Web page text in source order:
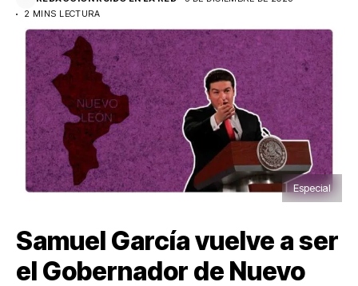
2 MINS LECTURA
Especial
Samuel García vuelve a ser
el Gobernador de Nuevo